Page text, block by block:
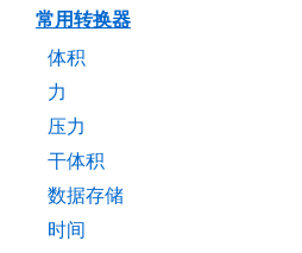
常用转换器
体积
力
压力
干体积
数据存储
时间